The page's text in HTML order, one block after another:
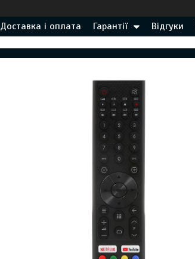
Доставка і оплата Гарантії Відгуки